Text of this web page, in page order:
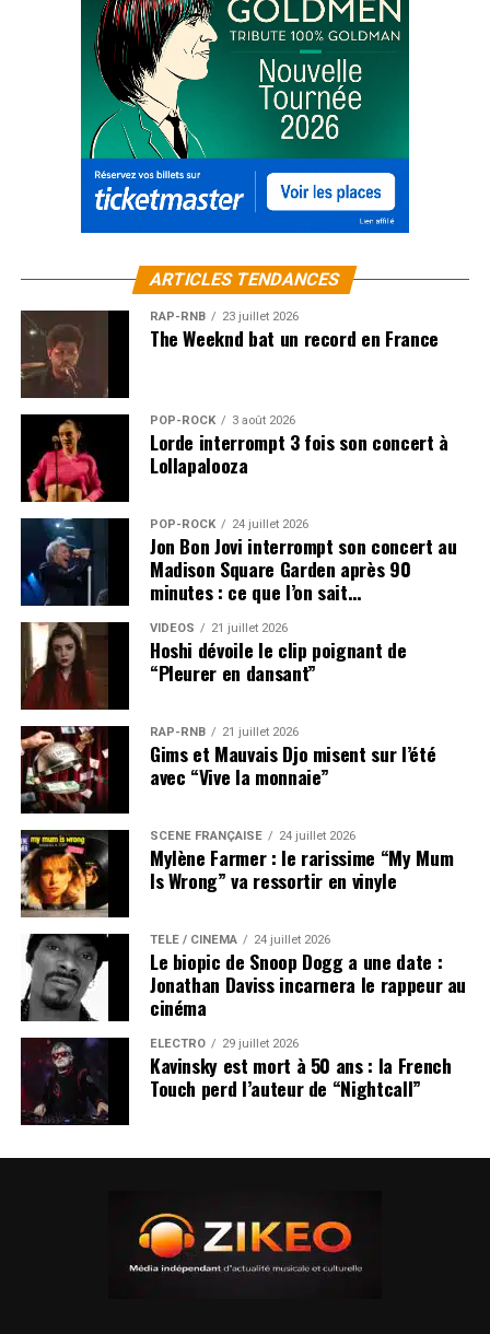
ARTICLES TENDANCES
RAP-RNB 23 juillet 2026
The Weeknd bat un record en France
POP-ROCK 3 août 2026
Lorde interrompt 3 fois son concert à
Lollapalooza
POP-ROCK 24 juillet 2026
Jon Bon Jovi interrompt son concert au
Madison Square Garden après 90
minutes : ce que l’on sait…
VIDEOS 21 juillet 2026
Hoshi dévoile le clip poignant de
“Pleurer en dansant”
RAP-RNB 21 juillet 2026
Gims et Mauvais Djo misent sur l’été
avec “Vive la monnaie”
SCÈNE FRANÇAISE 24 juillet 2026
Mylène Farmer : le rarissime “My Mum
Is Wrong” va ressortir en vinyle
TÉLÉ / CINÉMA 24 juillet 2026
Le biopic de Snoop Dogg a une date :
Jonathan Daviss incarnera le rappeur au
cinéma
ÉLECTRO 29 juillet 2026
Kavinsky est mort à 50 ans : la French
Touch perd l’auteur de “Nightcall”